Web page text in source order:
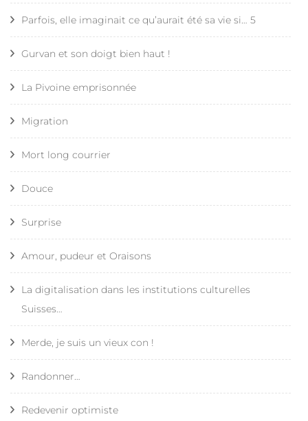
Parfois, elle imaginait ce qu’aurait été sa vie si… 5
Gurvan et son doigt bien haut !
La Pivoine emprisonnée
Migration
Mort long courrier
Douce
Surprise
Amour, pudeur et Oraisons
La digitalisation dans les institutions culturelles
Suisses…
Merde, je suis un vieux con !
Randonner…
Redevenir optimiste